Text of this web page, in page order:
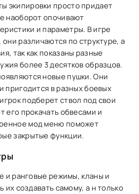
экипировки просто придает
наоборот опочивают
и параметры. В игре
они различаются по структуре, а
так как показаны разные
более 3 десятков образцов.
новые пушки. Они
пригодится в разных боевых
подберет ствол под свои
его прокачать обвесами и
мод меню поможет
закрытые функции.
и ранговые режимы, кланы и
их создавать самому, а н только